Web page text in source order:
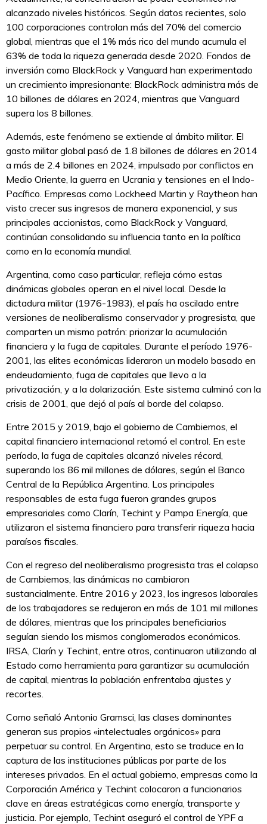
alcanzado niveles históricos. Según datos recientes, solo
100 corporaciones controlan más del 70% del comercio
global, mientras que el 1% más rico del mundo acumula el
63% de toda la riqueza generada desde 2020. Fondos de
inversión como BlackRock y Vanguard han experimentado
un crecimiento impresionante: BlackRock administra más de
10 billones de dólares en 2024, mientras que Vanguard
supera los 8 billones.
Además, este fenómeno se extiende al ámbito militar. El
gasto militar global pasó de 1.8 billones de dólares en 2014
a más de 2.4 billones en 2024, impulsado por conflictos en
Medio Oriente, la guerra en Ucrania y tensiones en el Indo-
Pacífico. Empresas como Lockheed Martin y Raytheon han
visto crecer sus ingresos de manera exponencial, y sus
principales accionistas, como BlackRock y Vanguard,
continúan consolidando su influencia tanto en la política
como en la economía mundial.
Argentina, como caso particular, refleja cómo estas
dinámicas globales operan en el nivel local. Desde la
dictadura militar (1976-1983), el país ha oscilado entre
versiones de neoliberalismo conservador y progresista, que
comparten un mismo patrón: priorizar la acumulación
financiera y la fuga de capitales. Durante el período 1976-
2001, las elites económicas lideraron un modelo basado en
endeudamiento, fuga de capitales que llevo a la
privatización, y a la dolarización. Este sistema culminó con la
crisis de 2001, que dejó al país al borde del colapso.
Entre 2015 y 2019, bajo el gobierno de Cambiemos, el
capital financiero internacional retomó el control. En este
período, la fuga de capitales alcanzó niveles récord,
superando los 86 mil millones de dólares, según el Banco
Central de la República Argentina. Los principales
responsables de esta fuga fueron grandes grupos
empresariales como Clarín, Techint y Pampa Energía, que
utilizaron el sistema financiero para transferir riqueza hacia
paraísos fiscales.
Con el regreso del neoliberalismo progresista tras el colapso
de Cambiemos, las dinámicas no cambiaron
sustancialmente. Entre 2016 y 2023, los ingresos laborales
de los trabajadores se redujeron en más de 101 mil millones
de dólares, mientras que los principales beneficiarios
seguían siendo los mismos conglomerados económicos.
IRSA, Clarín y Techint, entre otros, continuaron utilizando al
Estado como herramienta para garantizar su acumulación
de capital, mientras la población enfrentaba ajustes y
recortes.
Como señaló Antonio Gramsci, las clases dominantes
generan sus propios «intelectuales orgánicos» para
perpetuar su control. En Argentina, esto se traduce en la
captura de las instituciones públicas por parte de los
intereses privados. En el actual gobierno, empresas como la
Corporación América y Techint colocaron a funcionarios
clave en áreas estratégicas como energía, transporte y
justicia. Por ejemplo, Techint aseguró el control de YPF a